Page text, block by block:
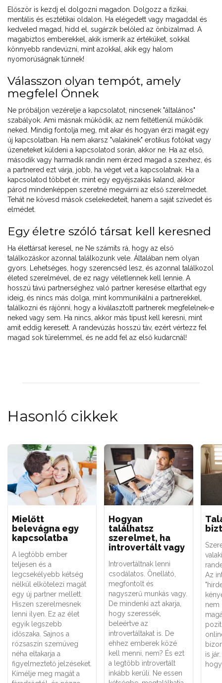
Először is kezdj el dolgozni magadon. Dolgozz a fizikai,
mentális és esztétikai oldalon. Ha elégedett vagy magaddal és
kedveled magad, hidd el, sugárzik belőled az önbizalmad. A
magabiztos emberekkel, akik ismerik az értéküket, sokkal
könnyebb randevúzni, mint azokkal, akik egy halom
nyomorúságnak tűnnek!
Válasszon olyan tempót, amely
megfelel Önnek
Ne próbáljon vezérelje a kapcsolatot, nincsenek "általános"
szabályok. Ami másnak működik, az nem feltétlenül működik
neked. Mindig fontolja meg, mit akar és hogyan érzi magát egy
új kapcsolatban. Ha nem akarsz "valakinek" erotikus fotókat vagy
üzeneteket küldeni a kapcsolatod során, akkor ne. Ha az első,
második vagy harmadik randin nem érzed magad a szexhez, és
a partnered ezt várja, jobb, ha véget vet a kapcsolatnak. Ha a
kapcsolatod többet ér, mint egy egyéjszakás kaland, akkor
párod mindenképpen szeretné megvárni az első szerelmedet.
Tehát ne kövesd mások cselekedeteit, hanem a saját szívedet és
elmédet.
Egy életre szóló társat kell keresned
Ha élettársat keresel, ne Ne számíts rá, hogy az első
találkozáskor azonnal találkozunk vele. Általában nem olyan
gyors. Lehetséges, hogy szerencséd lesz, és azonnal találkozol
életed szerelmével, de ez nagy véletlennek kell lennie. A
hosszú távú partnerséghez való partner keresése eltarthat egy
ideig, és nincs más dolga, mint kommunikálni a partnerekkel,
találkozni és rájönni, hogy a kiválasztott partnerek megfelelnek-e
neked vagy sem. Ha nincs, akkor más típust kell keresni, mint
amit eddig keresett. A randevúzás hosszú táv, ezért vértezz fel
magad sok türelemmel, és ne add fel az első kudarcnál!
Hasonló cikkek
Mielőtt
belevágna egy
kapcsolatba
A legtöbb ember
teljesen és a
legcsekélyebb kétség
nélkül elkötelezi magát
egy új partner mellett.
Hiszen szerelmesnek
lenni ilyen. Ez az élet
egyik legszebb
időszaka. Sajnos a
rózsaszín szemüveg
néha eltakarja a
figyelmeztető jelzéseket.
Kímélje meg magát a
Hogyan
találhatsz
szerelmet, ha
introvertált vagy
Introvertáltnak lenni
csodálatos. Önellátó,
megfontolt és
nagyszerű munkás vagy.
De mindenki azt akarja,
hogy szeressék,
beleértve az
introvertáltakat is. De
ehhez emberek közé
kell menni, nem? És ezt
a legtöbb introvertált
inkább kerüli. Ne essen
Az
nem
is